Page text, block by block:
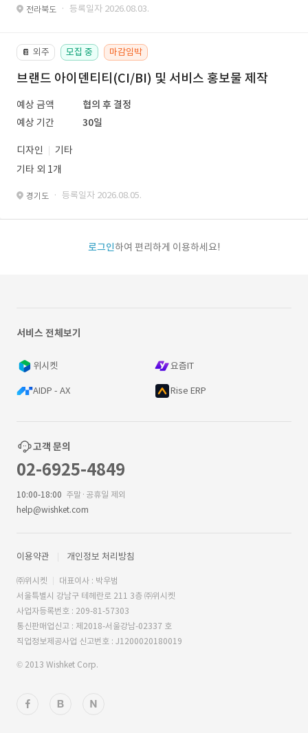
전라북도 · 등록일자 2026.08.03.
📔 외주 모집 중 마감임박
브랜드 아이덴티티(CI/BI) 및 서비스 홍보물 제작
예상 금액
협의 후 결정
예상 기간
30일
디자인
기타
기타 외 1개
경기도 · 등록일자 2026.08.05.
로그인하여 편리하게 이용하세요!
서비스 전체보기
위시켓 요즘IT
AIDP - AX Rise ERP
고객 문의
02-6925-4849
10:00-18:00 주말·공휴일 제외
help@wishket.com
이용약관 개인정보 처리방침
㈜위시켓
대표이사 : 박우범
서울특별시 강남구 테헤란로 211 3층 ㈜위시켓
사업자등록번호 : 209-81-57303
통신판매업신고 : 제2018-서울강남-02337 호
직업정보제공사업 신고번호 : J1200020180019
© 2013 Wishket Corp.